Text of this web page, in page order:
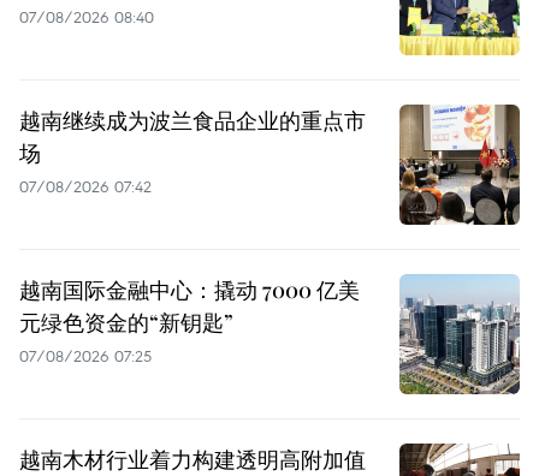
07/08/2026 08:40
越南继续成为波兰食品企业的重点市
场
07/08/2026 07:42
越南国际金融中心：撬动 7000 亿美
元绿色资金的“新钥匙”
07/08/2026 07:25
越南木材行业着力构建透明高附加值